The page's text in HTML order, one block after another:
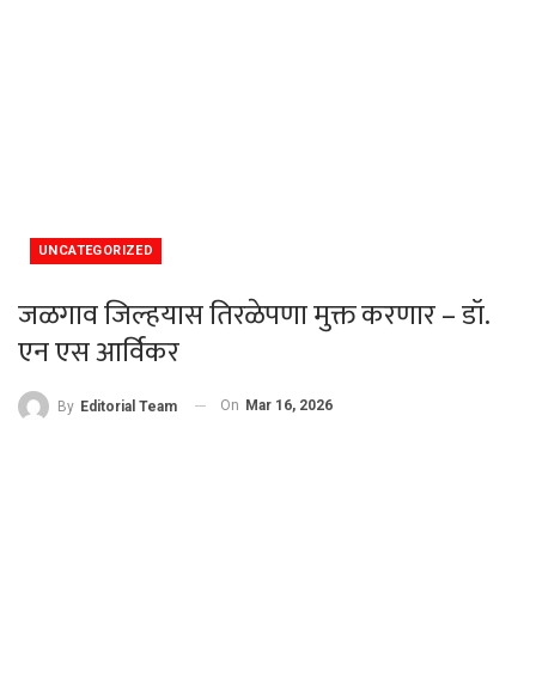
UNCATEGORIZED
जळगाव जिल्हयास तिरळेपणा मुक्त करणार – डॉ.
एन एस आर्विकर
By Editorial Team On Mar 16, 2026